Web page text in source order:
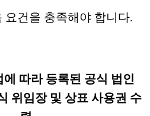
요건을 충족해야 합니다.
따라 등록된 공식 법인
위임장 및 상표 사용권 수